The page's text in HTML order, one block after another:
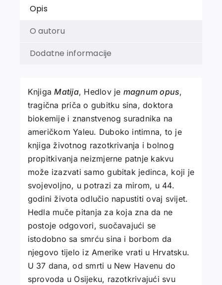
Opis
O autoru
Dodatne informacije
KnjigaMatija, Hedlov je magnum opus,
tragična priča o gubitku sina, doktora
biokemije i znanstvenog suradnika na
američkom Yaleu. Duboko intimna, to je
knjiga životnog razotkrivanja i bolnog
propitkivanja neizmjerne patnje kakvu
može izazvati samo gubitak jedinca, koji je
svojevoljno, u potrazi za mirom, u 44.
godini života odlučio napustiti ovaj svijet.
Hedla muče pitanja za koja zna da ne
postoje odgovori, suočavajući se
istodobno sa smrću sina i borbom da
njegovo tijelo iz Amerike vrati u Hrvatsku.
U 37 dana, od smrti u New Havenu do
sprovoda u Osijeku, razotkrivajući svu